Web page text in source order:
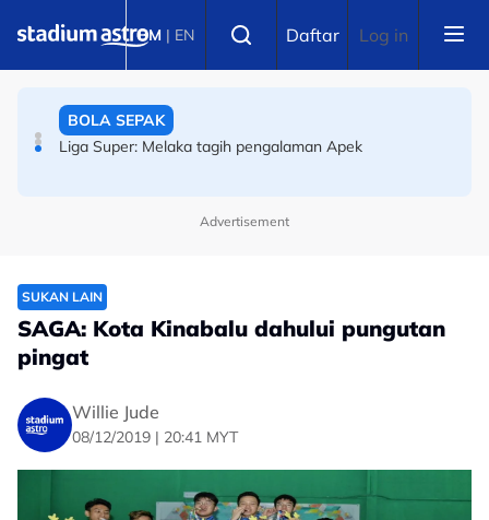
BM | EN Daftar Log in
Liga Super: Melaka tagih pengalaman Apek
PERMOTORAN
ARRC: Hafizh Syahrin ketiga, hanya 0.048 saat pisahkan
Advertisement
SUKAN LAIN
SAGA: Kota Kinabalu dahului pungutan
pingat
Willie Jude
08/12/2019 | 20:41 MYT